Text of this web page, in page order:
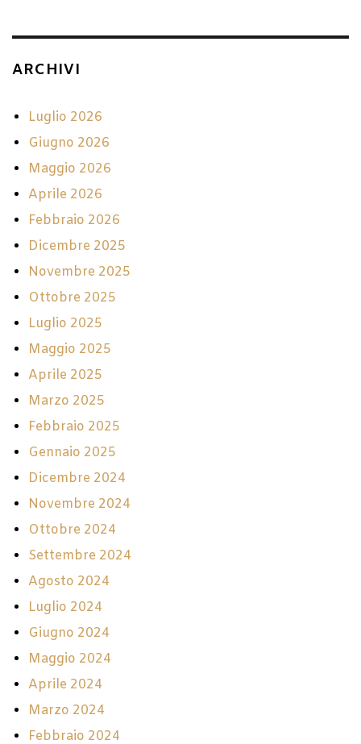
ARCHIVI
Luglio 2026
Giugno 2026
Maggio 2026
Aprile 2026
Febbraio 2026
Dicembre 2025
Novembre 2025
Ottobre 2025
Luglio 2025
Maggio 2025
Aprile 2025
Marzo 2025
Febbraio 2025
Gennaio 2025
Dicembre 2024
Novembre 2024
Ottobre 2024
Settembre 2024
Agosto 2024
Luglio 2024
Giugno 2024
Maggio 2024
Aprile 2024
Marzo 2024
Febbraio 2024